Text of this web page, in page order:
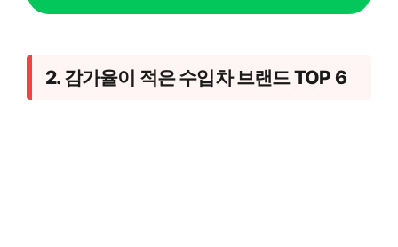
2. 감가율이 적은 수입차 브랜드 TOP 6